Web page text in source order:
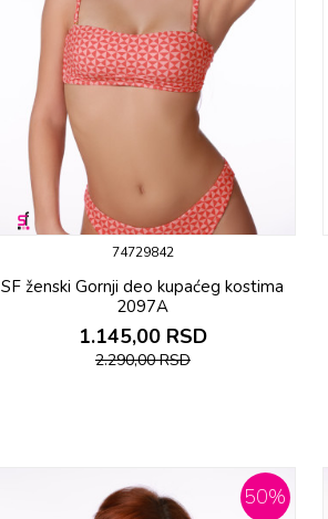
74729842
SF ženski Gornji deo kupaćeg kostima
2097A
1.145,00 RSD
2.290,00RSD
50%